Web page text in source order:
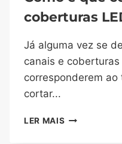
coberturas
Já alguma vez se
canais e
corresponderem ao
cortar...
LER MAIS